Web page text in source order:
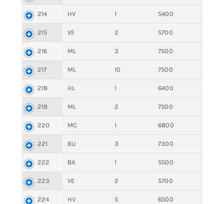
214 HV 1 5400
215 VE 2 5700
216 ML 3 7500
217 ML 10 7500
218 HL 1 6400
219 ML 2 7500
220 MC 1 6800
221 BU 3 7300
222 BA 1 5500
223 VE 2 5700
224 HV 5 6500